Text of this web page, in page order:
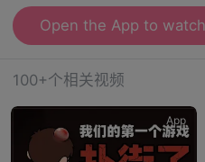
Open the App to
100+个相关视频
App